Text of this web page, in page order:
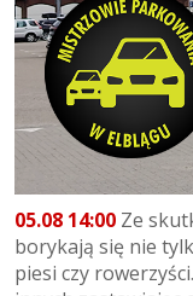
05.08 14:00 Ze
borykają się nie
piesi czy